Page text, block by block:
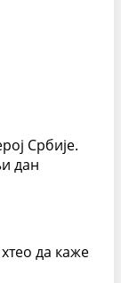
Србије.
дан
да каже